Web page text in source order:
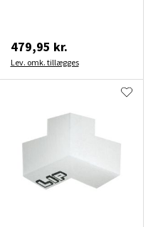
479,95 kr.
Lev. omk. tillægges